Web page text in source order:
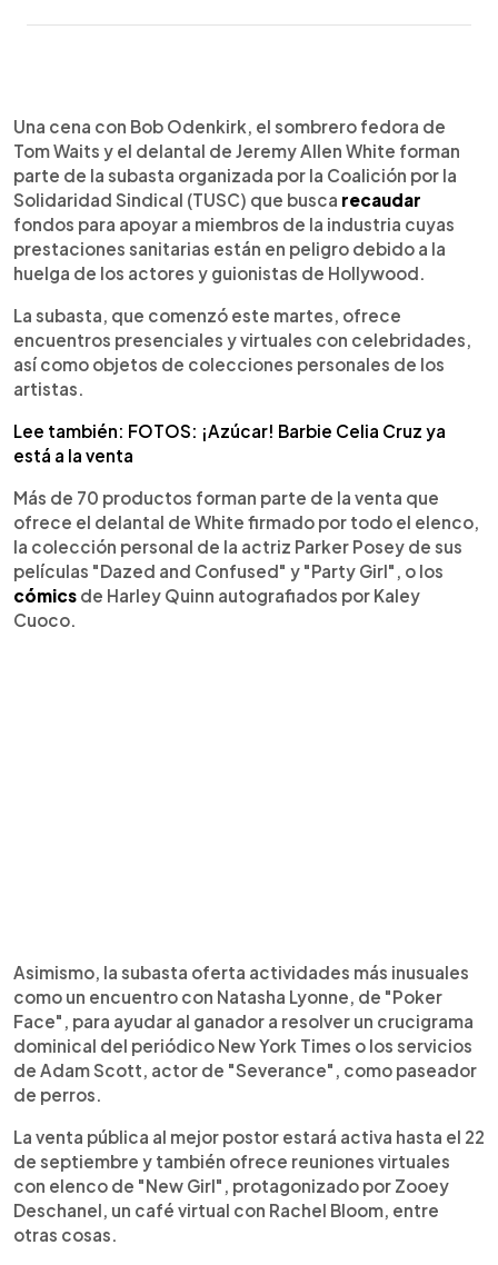
Escuchar artículo
Una cena con Bob Odenkirk, el sombrero fedora de
Tom Waits y el delantal de Jeremy Allen White forman
parte de la subasta organizada por la Coalición por la
Solidaridad Sindical (TUSC) que busca recaudar
fondos para apoyar a miembros de la industria cuyas
prestaciones sanitarias están en peligro debido a la
huelga de los actores y guionistas de Hollywood.
La subasta, que comenzó este martes, ofrece
encuentros presenciales y virtuales con celebridades,
así como objetos de colecciones personales de los
artistas.
Lee también: FOTOS: ¡Azúcar! Barbie Celia Cruz ya
está a la venta
Más de 70 productos forman parte de la venta que
ofrece el delantal de White firmado por todo el elenco,
la colección personal de la actriz Parker Posey de sus
películas "Dazed and Confused" y "Party Girl", o los
cómics de Harley Quinn autografiados por Kaley
Cuoco.
Asimismo, la subasta oferta actividades más inusuales
como un encuentro con Natasha Lyonne, de "Poker
Face", para ayudar al ganador a resolver un crucigrama
dominical del periódico New York Times o los servicios
de Adam Scott, actor de "Severance", como paseador
de perros.
La venta pública al mejor postor estará activa hasta el 22
de septiembre y también ofrece reuniones virtuales
con elenco de "New Girl", protagonizado por Zooey
Deschanel, un café virtual con Rachel Bloom, entre
otras cosas.